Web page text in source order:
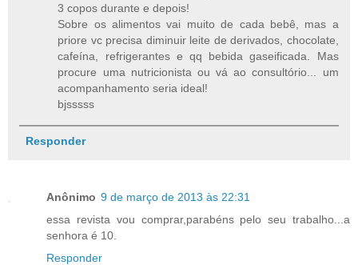
3 copos durante e depois!
Sobre os alimentos vai muito de cada bebê, mas a
priore vc precisa diminuir leite de derivados, chocolate,
cafeína, refrigerantes e qq bebida gaseificada. Mas
procure uma nutricionista ou vá ao consultório... um
acompanhamento seria ideal!
bjsssss
Responder
Anônimo 9 de março de 2013 às 22:31
essa revista vou comprar,parabéns pelo seu trabalho...a
senhora é 10.
Responder